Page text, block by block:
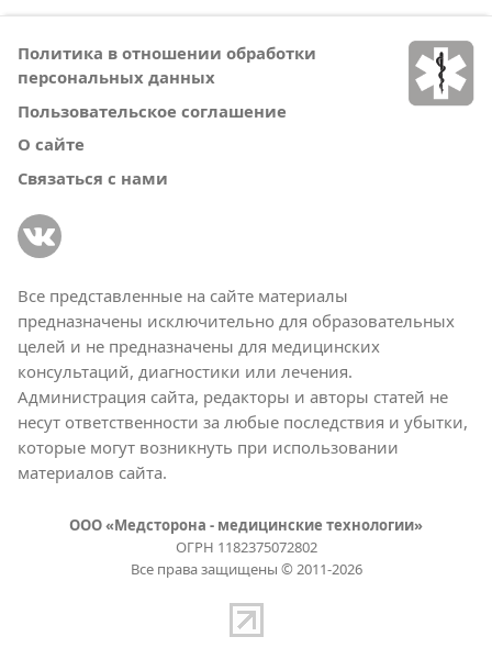
Политика в отношении обработки
персональных данных
Пользовательское соглашение
О сайте
Связаться с нами
Все представленные на сайте материалы
предназначены исключительно для образовательных
целей и не предназначены для медицинских
консультаций, диагностики или лечения.
Администрация сайта, редакторы и авторы статей не
несут ответственности за любые последствия и убытки,
которые могут возникнуть при использовании
материалов сайта.
ООО «Медсторона - медицинские технологии»
ОГРН 1182375072802
Все права защищены © 2011-2026